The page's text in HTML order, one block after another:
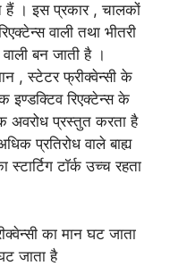
हैं । इस प्रकार , चालकों
वाली तथा भीतरी
वाली बन जाती है ।
, स्टेटर फ्रीक्वेन्सी के
इण्डक्टिव रिएक्टेन्स के
अवरोध प्रस्तुत करता है
प्रतिरोध वाले बाह्य
टॉर्क उच्च रहता
का मान घट जाता
जाता है